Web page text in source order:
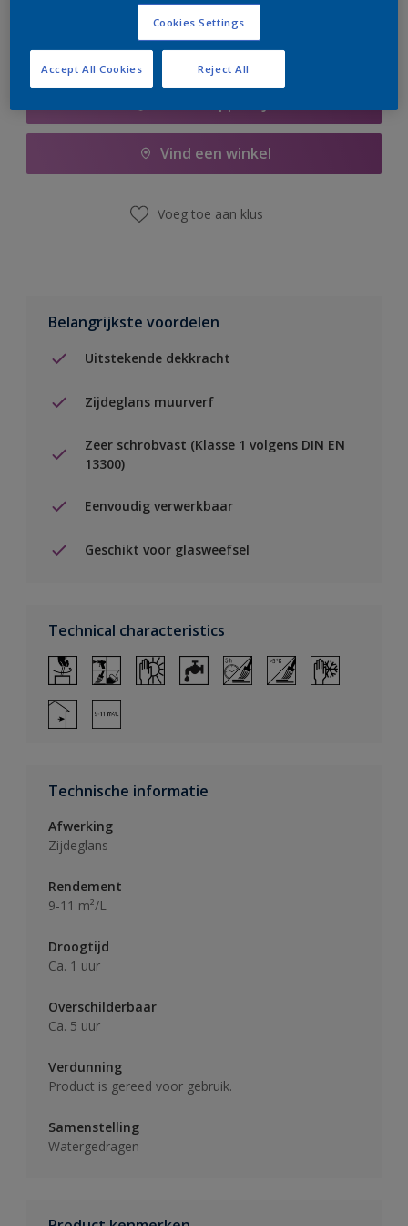
Vind een winkel
Voeg toe aan klus
Belangrijkste voordelen
Uitstekende dekkracht
Zijdeglans muurverf
Zeer schrobvast (Klasse 1 volgens DIN EN
13300)
Eenvoudig verwerkbaar
Geschikt voor glasweefsel
Technical characteristics
Technische informatie
Afwerking
Zijdeglans
Rendement
9-11 m²/L
Droogtijd
Ca. 1 uur
Overschilderbaar
Ca. 5 uur
Verdunning
Product is gereed voor gebruik.
Samenstelling
Watergedragen
Cookies Settings
Reject All
Accept All Cookies